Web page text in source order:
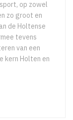
op zowel
zo groot en
de Holtense
tevens
van een
kern Holten en